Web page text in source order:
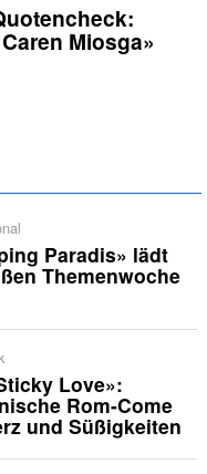
Miosga»
Paradis» lädt
Themenwoche
Love»:
Rom-Come
und Süßigkeiten